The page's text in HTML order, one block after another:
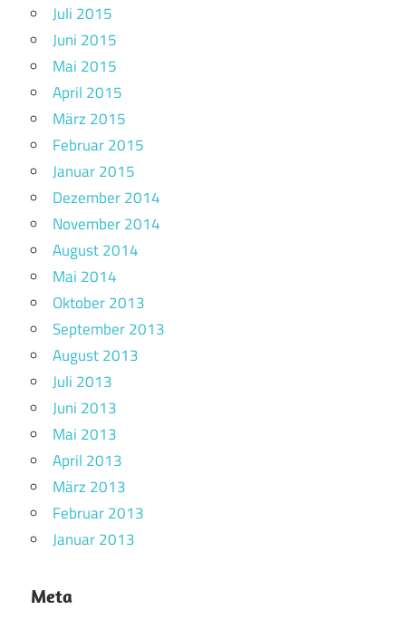
Juli 2015
Juni 2015
Mai 2015
April 2015
März 2015
Februar 2015
Januar 2015
Dezember 2014
November 2014
August 2014
Mai 2014
Oktober 2013
September 2013
August 2013
Juli 2013
Juni 2013
Mai 2013
April 2013
März 2013
Februar 2013
Januar 2013
Meta